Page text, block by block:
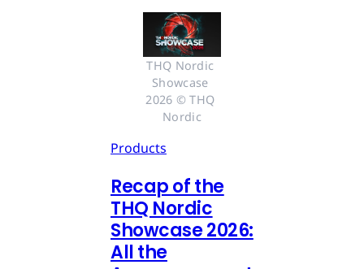
THQ Nordic
Showcase
2026 © THQ
Nordic
Products
Recap of the
THQ Nordic
Showcase 2026:
All the